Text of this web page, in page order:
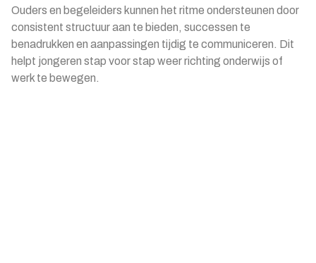
Ouders en begeleiders kunnen het ritme ondersteunen door
consistent structuur aan te bieden, successen te
benadrukken en aanpassingen tijdig te communiceren. Dit
helpt jongeren stap voor stap weer richting onderwijs of
werk te bewegen.